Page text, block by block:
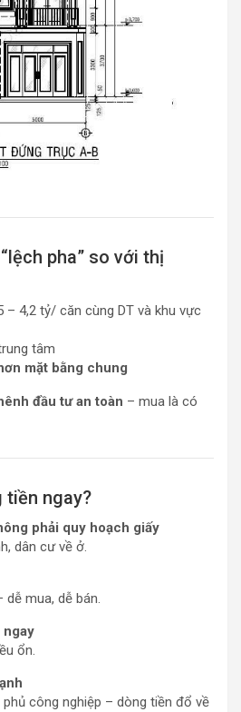
pha” so với thị
– 4,2 tỷ/ căn cùng DT và khu vực
tâm
mặt bằng chung
đầu tư an toàn – mua là có
tiền ngay?
phải quy hoạch giấy
dân cư về ở.
dễ mua, dễ bán.
ngay
ổn.
phủ công nghiệp – dòng tiền đổ về